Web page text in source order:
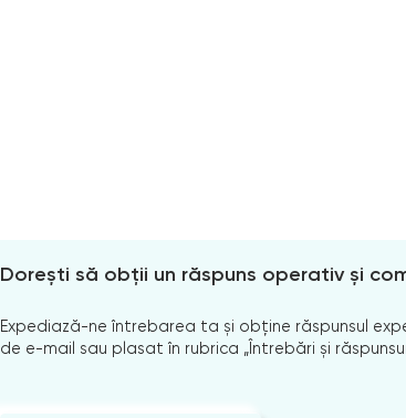
Dorești să obții un răspuns operativ și
Expediază-ne întrebarea ta și obține răspunsul
de e-mail sau plasat în rubrica „Întrebări și